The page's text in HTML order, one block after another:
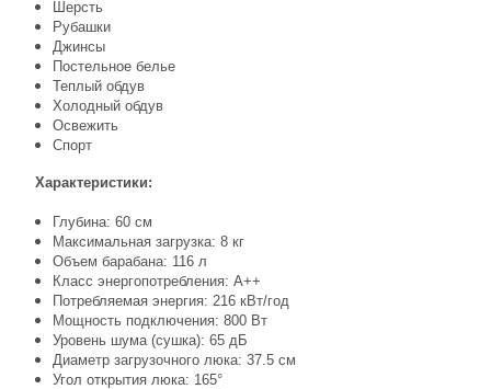
Шерсть
Рубашки
Джинсы
Постельное белье
Теплый обдув
Холодный обдув
Освежить
Спорт
Характеристики:
Глубина: 60 см
Максимальная загрузка: 8 кг
Объем барабана: 116 л
Класс энергопотребления: A++
Потребляемая энергия: 216 кВт/год
Мощность подключения: 800 Вт
Уровень шума (сушка): 65 дБ
Диаметр загрузочного люка: 37.5 см
Угол открытия люка: 165°